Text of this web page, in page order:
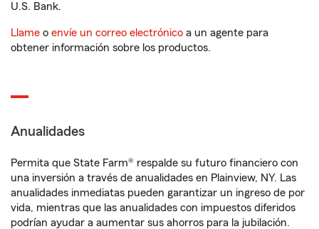
U.S. Bank.
Llame o envíe un correo electrónico a un agente para
obtener información sobre los productos.
Anualidades
Permita que State Farm® respalde su futuro financiero con
una inversión a través de anualidades en Plainview, NY. Las
anualidades inmediatas pueden garantizar un ingreso de por
vida, mientras que las anualidades con impuestos diferidos
podrían ayudar a aumentar sus ahorros para la jubilación.